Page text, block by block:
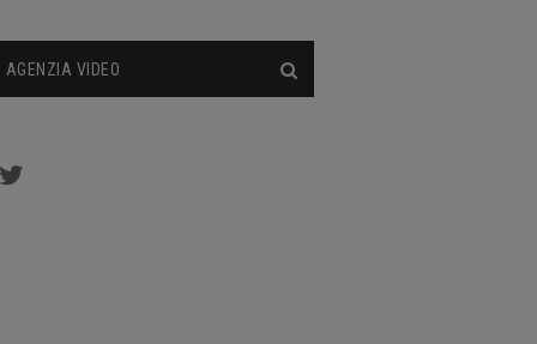
AGENZIA VIDEO